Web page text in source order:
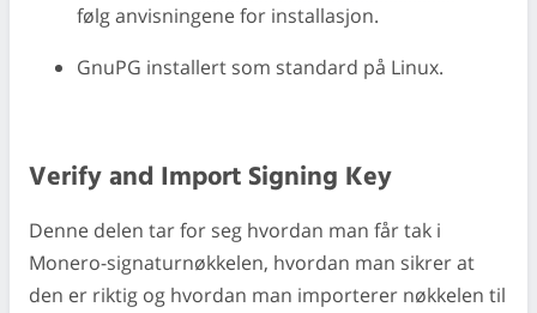
følg anvisningene for installasjon.
GnuPG installert som standard på Linux.
Verify and Import Signing Key
Denne delen tar for seg hvordan man får tak i
Monero-signaturnøkkelen, hvordan man sikrer at
den er riktig og hvordan man importerer nøkkelen til